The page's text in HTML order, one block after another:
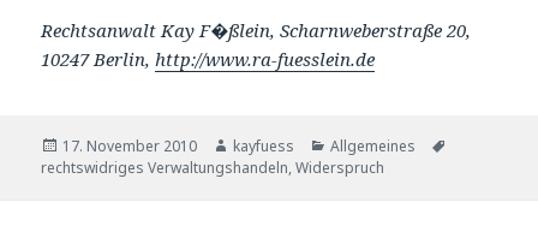
Rechtsanwalt Kay F�ßlein, Scharnweberstraße 20,
10247 Berlin,http://www.ra-fuesslein.de
Veröffentlicht
am
17. November 2010 Autor
kayfuess Kategorien
Allgemeines
rechtswidriges Verwaltungshandeln,Widerspruch